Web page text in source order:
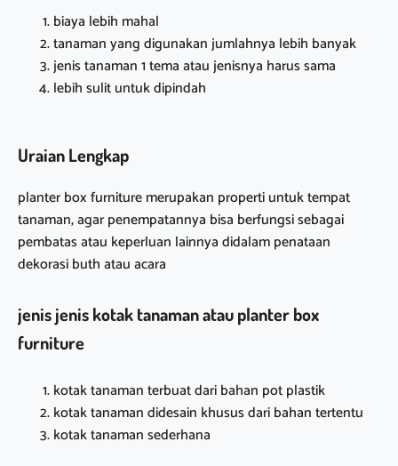
biaya lebih mahal
tanaman yang digunakan jumlahnya lebih banyak
jenis tanaman 1 tema atau jenisnya harus sama
lebih sulit untuk dipindah
Uraian Lengkap
planter box furniture merupakan properti untuk tempat
tanaman, agar penempatannya bisa berfungsi sebagai
pembatas atau keperluan lainnya didalam penataan
dekorasi buth atau acara
jenis jenis kotak tanaman atau planter box
furniture
kotak tanaman terbuat dari bahan pot plastik
kotak tanaman didesain khusus dari bahan tertentu
kotak tanaman sederhana